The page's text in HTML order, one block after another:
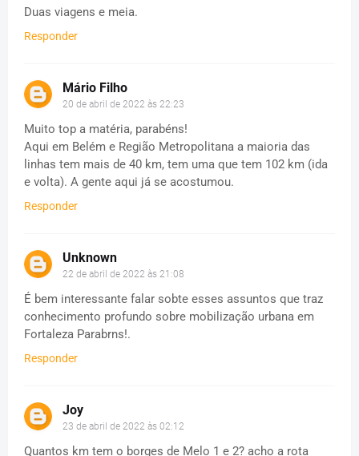
Duas viagens e meia.
Responder
Mário Filho
20 de abril de 2022 às 22:23
Muito top a matéria, parabéns!
Aqui em Belém e Região Metropolitana a maioria das
linhas tem mais de 40 km, tem uma que tem 102 km (ida
e volta). A gente aqui já se acostumou.
Responder
Unknown
22 de abril de 2022 às 21:08
É bem interessante falar sobte esses assuntos que traz
conhecimento profundo sobre mobilização urbana em
Fortaleza Parabrns!.
Responder
Joy
23 de abril de 2022 às 02:12
Quantos km tem o borges de Melo 1 e 2? acho a rota